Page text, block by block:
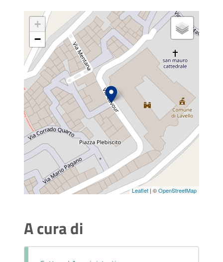
+
−
Leaflet | ©OpenStreetMap
A cura di